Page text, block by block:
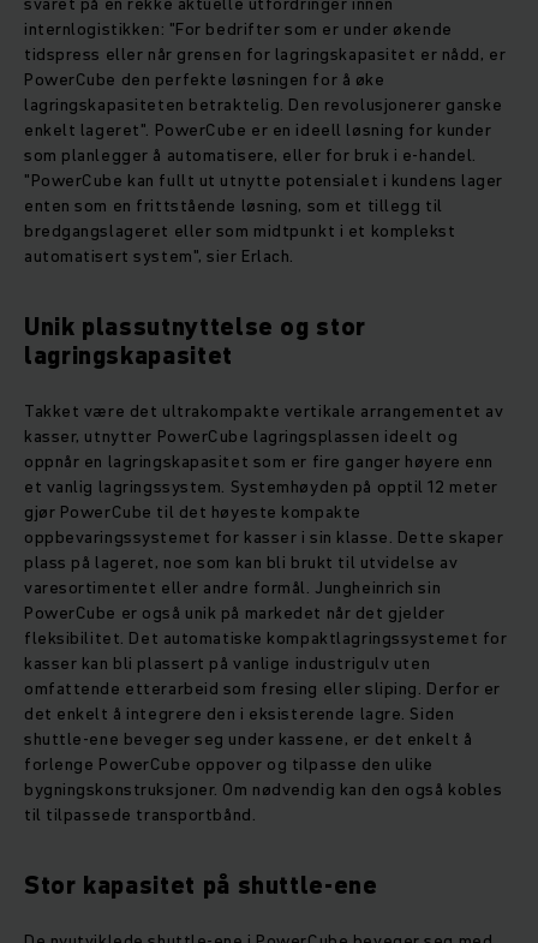
internlogistikken: "For bedrifter som er under økende
tidspress eller når grensen for lagringskapasitet er nådd, er
PowerCube den perfekte løsningen for å øke
lagringskapasiteten betraktelig. Den revolusjonerer ganske
enkelt lageret". PowerCube er en ideell løsning for kunder
som planlegger å automatisere, eller for bruk i e-handel.
"PowerCube kan fullt ut utnytte potensialet i kundens lager
enten som en frittstående løsning, som et tillegg til
bredgangslageret eller som midtpunkt i et komplekst
automatisert system", sier Erlach.
Unik plassutnyttelse og stor
lagringskapasitet
Takket være det ultrakompakte vertikale arrangementet av
kasser, utnytter PowerCube lagringsplassen ideelt og
oppnår en lagringskapasitet som er fire ganger høyere enn
et vanlig lagringssystem. Systemhøyden på opptil 12 meter
gjør PowerCube til det høyeste kompakte
oppbevaringssystemet for kasser i sin klasse. Dette skaper
plass på lageret, noe som kan bli brukt til utvidelse av
varesortimentet eller andre formål. Jungheinrich sin
PowerCube er også unik på markedet når det gjelder
fleksibilitet. Det automatiske kompaktlagringssystemet for
kasser kan bli plassert på vanlige industrigulv uten
omfattende etterarbeid som fresing eller sliping. Derfor er
det enkelt å integrere den i eksisterende lagre. Siden
shuttle-ene beveger seg under kassene, er det enkelt å
forlenge PowerCube oppover og tilpasse den ulike
bygningskonstruksjoner. Om nødvendig kan den også kobles
til tilpassede transportbånd.
Stor kapasitet på shuttle-ene